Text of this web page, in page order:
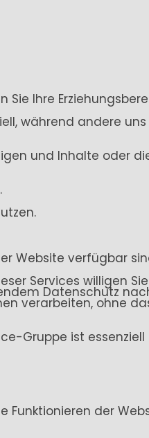
Ihre
während andere
und Inhalte oder
.
Website verfügbar
Services willigen
Datenschutz
verarbeiten, ohne
Gruppe ist
Funktionieren der